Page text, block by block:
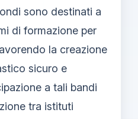
sono destinati a
di formazione per
la creazione
sicuro e
a tali bandi
tra istituti